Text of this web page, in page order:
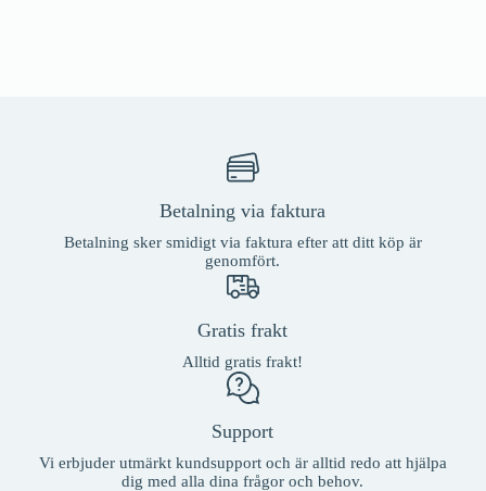
Betalning via faktura
Betalning sker smidigt via faktura efter att ditt köp är
genomfört.
Gratis frakt
Alltid gratis frakt!
Support
Vi erbjuder utmärkt kundsupport och är alltid redo att hjälpa
dig med alla dina frågor och behov.